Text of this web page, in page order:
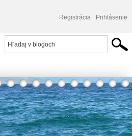
Registrácia Prihlásenie